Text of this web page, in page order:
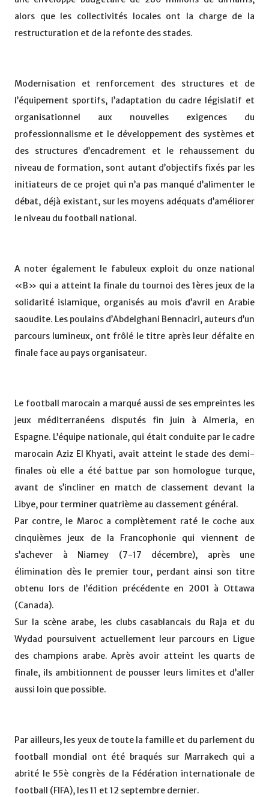
alors que les collectivités locales ont la charge de la
restructuration et de la refonte des stades.
Modernisation et renforcement des structures et de
l’équipement sportifs, l’adaptation du cadre législatif et
organisationnel aux nouvelles exigences du
professionnalisme et le développement des systèmes et
des structures d’encadrement et le rehaussement du
niveau de formation, sont autant d’objectifs fixés par les
initiateurs de ce projet qui n’a pas manqué d’alimenter le
débat, déjà existant, sur les moyens adéquats d’améliorer
le niveau du football national.
A noter également le fabuleux exploit du onze national
«B» qui a atteint la finale du tournoi des 1ères jeux de la
solidarité islamique, organisés au mois d’avril en Arabie
saoudite. Les poulains d’Abdelghani Bennaciri, auteurs d’un
parcours lumineux, ont frôlé le titre après leur défaite en
finale face au pays organisateur.
Le football marocain a marqué aussi de ses empreintes les
jeux méditerranéens disputés fin juin à Almeria, en
Espagne. L’équipe nationale, qui était conduite par le cadre
marocain Aziz El Khyati, avait atteint le stade des demi-
finales où elle a été battue par son homologue turque,
avant de s’incliner en match de classement devant la
Libye, pour terminer quatrième au classement général.
Par contre, le Maroc a complètement raté le coche aux
cinquièmes jeux de la Francophonie qui viennent de
s’achever à Niamey (7-17 décembre), après une
élimination dès le premier tour, perdant ainsi son titre
obtenu lors de l’édition précédente en 2001 à Ottawa
(Canada).
Sur la scène arabe, les clubs casablancais du Raja et du
Wydad poursuivent actuellement leur parcours en Ligue
des champions arabe. Après avoir atteint les quarts de
finale, ils ambitionnent de pousser leurs limites et d’aller
aussi loin que possible.
Par ailleurs, les yeux de toute la famille et du parlement du
football mondial ont été braqués sur Marrakech qui a
abrité le 55è congrès de la Fédération internationale de
football (FIFA), les 11 et 12 septembre dernier.